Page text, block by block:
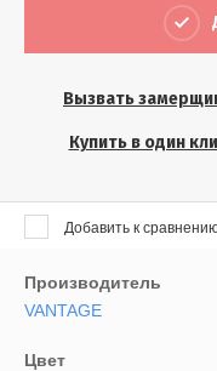
Вызвать
Купить в один
Добавить к
Производитель
VANTAGE
Цвет
Результатов на